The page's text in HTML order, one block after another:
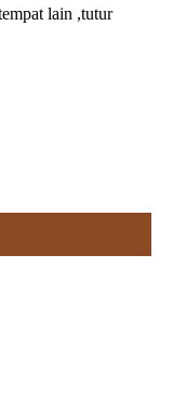
lain ,tutur